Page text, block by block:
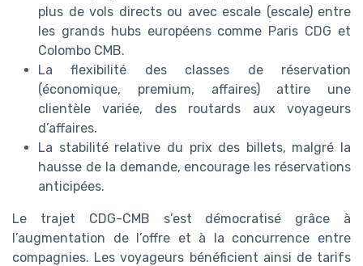
plus de vols directsou avec escale (escale) entre
les grands hubs européens comme Paris CDG et
Colombo CMB.
La flexibilité des classes de réservation
(économique, premium, affaires) attire une
clientèle variée, des routards aux voyageurs
d’affaires.
La stabilité relative du prix des billets, malgré la
hausse de la demande, encourage les réservations
anticipées.
Le trajet CDG-CMB s’est démocratisé grâce à
l’augmentation de l’offre et à la concurrence entre
compagnies. Les voyageurs bénéficient ainsi de tarifs